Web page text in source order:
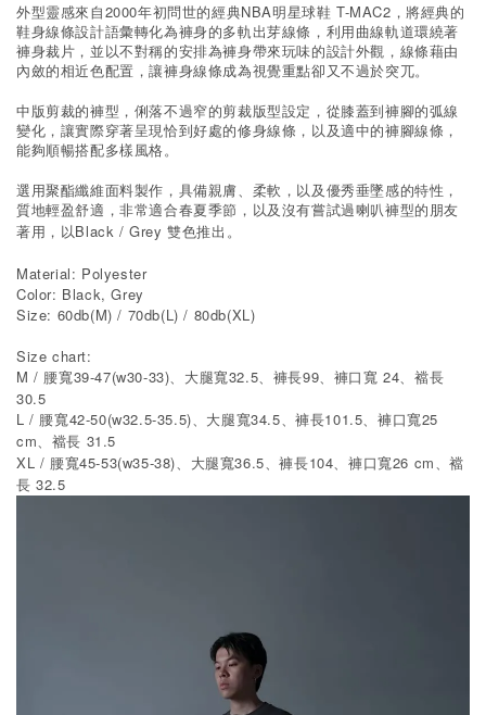
外型靈感來自 2000年初問世的經典NBA明星球鞋 T-MAC2 ，將經典的
鞋身線條設計語彙轉化為褲身的多軌出芽線條，利用曲線軌道環繞著
褲身裁片，並以不對稱的安排為褲身帶來玩味的設計外觀，線條藉由
內斂的相近色配置，讓褲身線條成為視覺重點卻又不過於突兀。
中版剪裁的褲型，俐落不過窄的剪裁版型設定，從膝蓋到褲腳的弧線
變化，讓實際穿著呈現恰到好處的修身線條，以及適中的褲腳線條，
能夠順暢搭配多樣風格。
選用聚酯纖維面料製作，具備親膚、柔軟，以及優秀垂墜感的特性，
質地輕盈舒適，非常適合春夏季節，以及沒有嘗試過喇叭褲型的朋友
著用，以Black / Grey雙色推出。
Material: Polyester
Color: Black, Grey
Size: 60db(M) / 70db(L) / 80db(XL)
Size chart:
M / 腰寬39-47(w30-33)、大腿寬32.5、褲長99、褲口寬 24、襠長
30.5
L / 腰寬42-50(w32.5-35.5)、大腿寬34.5、褲長101.5、褲口寬25
cm、襠長 31.5
XL / 腰寬45-53(w35-38)、大腿寬36.5、褲長104、褲口寬26 cm 、襠
長 32.5